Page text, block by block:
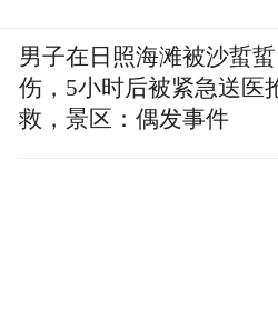
男子在日照海滩被沙蜇蜇
伤，5小时后被紧急送医
救，景区：偶发事件